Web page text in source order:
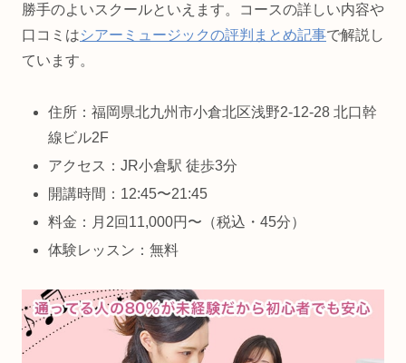
勝手のよいスクールといえます。コースの詳しい内容や
口コミはシアーミュージックの評判まとめ記事で解説し
ています。
住所：福岡県北九州市小倉北区浅野2-12-28 北口幹
線ビル2F
アクセス：JR小倉駅 徒歩3分
開講時間：12:45〜21:45
料金：月2回11,000円〜（税込・45分）
体験レッスン：無料